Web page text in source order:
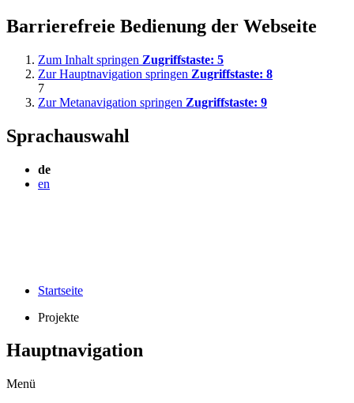
Barrierefreie Bedienung der Webseite
Zum Inhalt springen Zugriffstaste: 5
Zur Hauptnavigation springen Zugriffstaste: 8
7
Zur Metanavigation springen Zugriffstaste: 9
Sprachauswahl
de
en
Startseite
Projekte
Hauptnavigation
Menü